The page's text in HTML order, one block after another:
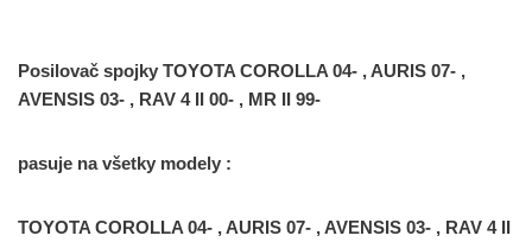
Posilovač spojky TOYOTA COROLLA 04- , AURIS 07- ,
AVENSIS 03- , RAV 4 II 00- , MR II 99-
pasuje na všetky modely :
TOYOTA COROLLA 04- , AURIS 07- , AVENSIS 03- , RAV 4 II